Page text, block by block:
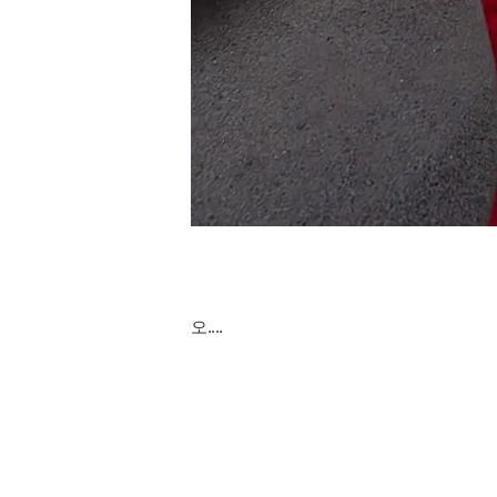
오....